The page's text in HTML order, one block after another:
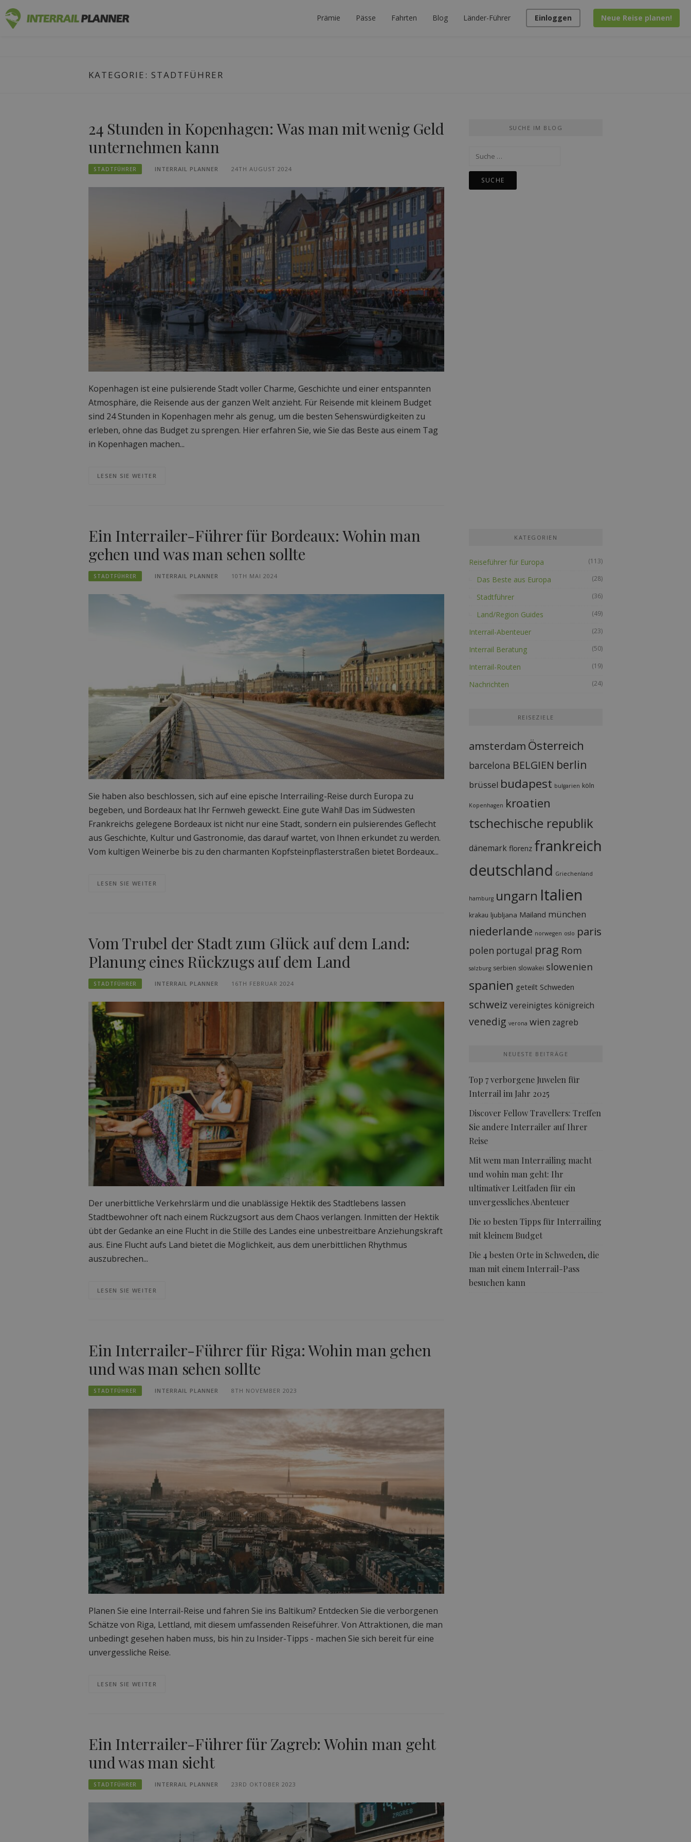
Prämie Pässe Fahrten Blog Länder-Führer Einloggen Neue Reise planen!
INTERRAIL PLANER
KATEGORIE: STADTFÜHRER
24 Stunden in Kopenhagen: Was man mit wenig Geld
unternehmen kann
STADTFÜHRER INTERRAIL PLANNER 24TH AUGUST 2024
Kopenhagen ist eine pulsierende Stadt voller Charme, Geschichte und einer entspannten
Atmosphäre, die Reisende aus der ganzen Welt anzieht. Für Reisende mit kleinem Budget
sind 24 Stunden in Kopenhagen mehr als genug, um die besten Sehenswürdigkeiten zu
erleben, ohne das Budget zu sprengen. Hier erfahren Sie, wie Sie das Beste aus einem Tag
in Kopenhagen machen...
LESEN SIE WEITER
Ein Interrailer-Führer für Bordeaux: Wohin man
gehen und was man sehen sollte
STADTFÜHRER INTERRAIL PLANNER 10TH MAI 2024
Sie haben also beschlossen, sich auf eine epische Interrailing-Reise durch Europa zu
begeben, und Bordeaux hat Ihr Fernweh geweckt. Eine gute Wahl! Das im Südwesten
Frankreichs gelegene Bordeaux ist nicht nur eine Stadt, sondern ein pulsierendes Geflecht
aus Geschichte, Kultur und Gastronomie, das darauf wartet, von Ihnen erkundet zu werden.
Vom kultigen Weinerbe bis zu den charmanten Kopfsteinpflasterstraßen bietet Bordeaux...
LESEN SIE WEITER
Vom Trubel der Stadt zum Glück auf dem Land:
Planung eines Rückzugs auf dem Land
STADTFÜHRER INTERRAIL PLANNER 16TH FEBRUAR 2024
Der unerbittliche Verkehrslärm und die unablässige Hektik des Stadtlebens lassen
Stadtbewohner oft nach einem Rückzugsort aus dem Chaos verlangen. Inmitten der Hektik
übt der Gedanke an eine Flucht in die Stille des Landes eine unbestreitbare Anziehungskraft
aus. Eine Flucht aufs Land bietet die Möglichkeit, aus dem unerbittlichen Rhythmus
auszubrechen...
LESEN SIE WEITER
Ein Interrailer-Führer für Riga: Wohin man gehen
und was man sehen sollte
STADTFÜHRER INTERRAIL PLANNER 8TH NOVEMBER 2023
Planen Sie eine Interrail-Reise und fahren Sie ins Baltikum? Entdecken Sie die verborgenen
Schätze von Riga, Lettland, mit diesem umfassenden Reiseführer. Von Attraktionen, die man
unbedingt gesehen haben muss, bis hin zu Insider-Tipps - machen Sie sich bereit für eine
unvergessliche Reise.
LESEN SIE WEITER
Ein Interrailer-Führer für Zagreb: Wohin man geht
und was man sieht
STADTFÜHRER INTERRAIL PLANNER 23RD OKTOBER 2023
SUCHE IM BLOG
Suche
KATEGORIEN
Reiseführer für Europa (113)
Das Beste aus Europa (28)
Stadtführer (36)
Land/Region Guides (49)
Interrail-Abenteuer (23)
Interrail Beratung (50)
Interrail-Routen (19)
Nachrichten (24)
REISEZIELE
amsterdam Österreich
barcelona BELGIEN berlin
brüssel budapest bulgarien köln
Kopenhagen kroatien
tschechische republik
dänemark florenz frankreich
deutschland Griechenland
hamburg ungarn Italien
krakau ljubljana Mailand münchen
niederlande norwegen oslo paris
polen portugal prag Rom
salzburg serbien slowakei slowenien
spanien geteilt Schweden
schweiz vereinigtes königreich
venedig verona wien zagreb
NEUESTE BEITRÄGE
Top 7 verborgene Juwelen für
Interrail im Jahr 2025
Discover Fellow Travellers: Treffen
Sie andere Interrailer auf Ihrer
Reise
Mit wem man Interrailing macht
und wohin man geht: Ihr
ultimativer Leitfaden für ein
unvergessliches Abenteuer
Die 10 besten Tipps für Interrailing
mit kleinem Budget
Die 4 besten Orte in Schweden, die
man mit einem Interrail-Pass
besuchen kann